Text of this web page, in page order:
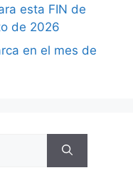
esta FIN de
de 2026
en el mes de